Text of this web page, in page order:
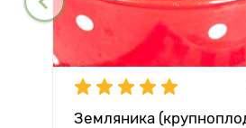
Земляника